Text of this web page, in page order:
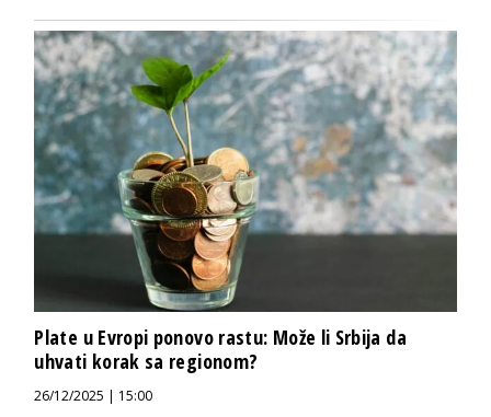
Plate u Evropi ponovo rastu: Može li Srbija da
uhvati korak sa regionom?
26/12/2025 | 15:00